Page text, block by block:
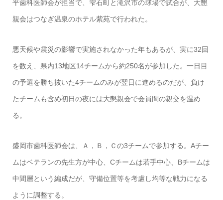
平歯科医師会が担当で、雫石町と滝沢市の球場で試合が、大懇
親会はつなぎ温泉のホテル紫苑で行われた。
悪天候や震災の影響で実施されなかった年もあるが、実に32回
を数え、県内13地区14チームから約250名が参加した。一日目
の予選を勝ち抜いた4チームのみが翌日に進めるのだが、負け
たチームも含め初日の夜には大懇親会で会員間の親交を温め
る。
盛岡市歯科医師会は、Ａ，Ｂ，Ｃの3チームで参加する。Aチー
ムはベテランの先生方が中心、Cチームは若手中心、Bチームは
中間層という編成だが、守備位置等を考慮し均等な戦力になる
ように調整する。